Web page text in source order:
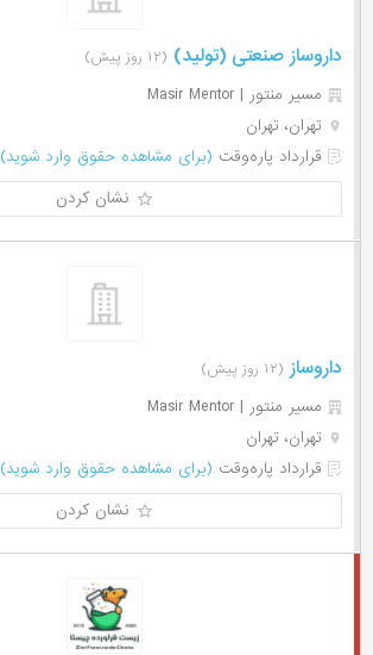
داروساز صنعتی (تولید) (۱۲ روز پیش)
مسیر منتور | Masir Mentor
تهران، تهران
قرارداد پاره‌وقت (برای مشاهده حقوق وارد شوید)
نشان کردن
داروساز (۱۲ روز پیش)
مسیر منتور | Masir Mentor
تهران، تهران
قرارداد پاره‌وقت (برای مشاهده حقوق وارد شوید)
نشان کردن